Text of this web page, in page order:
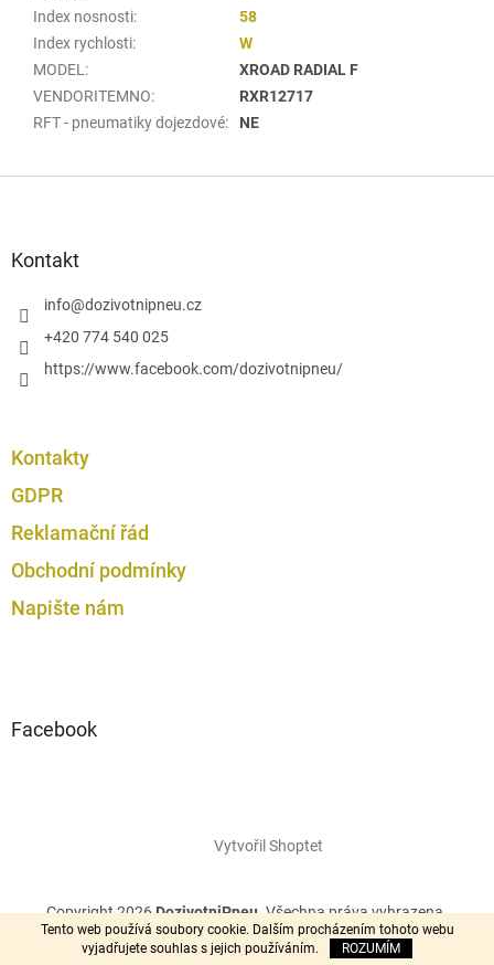
Tento web používá soubory cookie. Dalším procházením tohoto webu
vyjadřujete souhlas s jejich používáním.
ROZUMÍM
Index nosnosti:
58
Index rychlosti:
W
MODEL :
XROAD RADIAL F
VENDORITEMNO:
RXR12717
RFT - pneumatiky dojezdové: NE
Kontakt
info@dozivotnipneu.cz
+420 774 540 025
https://www.facebook.com/dozivotnipneu/
Kontakty
GDPR
Reklamační řád
Obchodní podmínky
Napište nám
Facebook
Vytvořil Shoptet
Copyright 2026DozivotniPneu. Všechna práva vyhrazena.